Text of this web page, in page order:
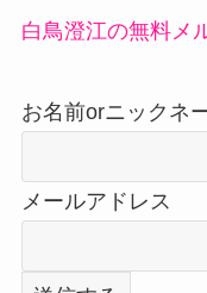
白鳥澄江の無料メ
お名前orニックネ
メールアドレス